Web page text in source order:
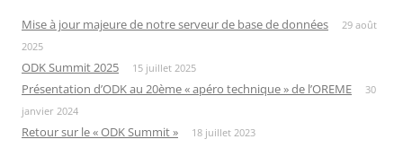
Mise à jour majeure de notre serveur de base de données
29 août
2025
ODK Summit 2025 15 juillet 2025
Présentation d’ODK au 20ème « apéro technique » de l’OREME
30
janvier 2024
Retour sur le « ODK Summit » 18 juillet 2023